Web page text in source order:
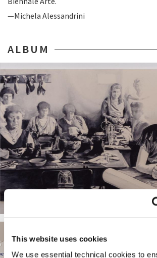
This website uses cookies
We use essential technical cookies to
—Michela Alessandrini
ALBUM
CENTRALE